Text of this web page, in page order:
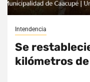
Intendencia
Se
kilómetros